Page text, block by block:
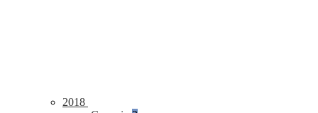
2018